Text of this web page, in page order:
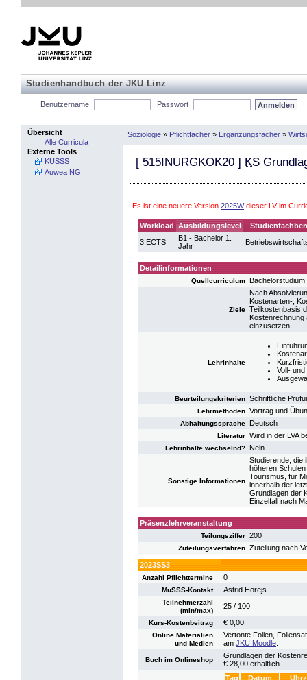
Studienhandbuch der JKU Linz
Benutzername Passwort
Übersicht
Alle Curricula
Externe Tools
KUSSS
Auwea NG
Soziologie » Pflichtfächer » Ergänzungsfächer »
[ 515INURGKOK20 ] KS
Es ist eine neuere Version 2025Wdieser LV im
Workload Ausbildungslevel
3 ECTS
B1 - Bachelor 1.
Jahr
Detailinformationen
Quellcurriculum
Ziele
Nach
Kostenarten-,
Teilkostenbasis
Kostenrechnung
einzusetzen.
Lehrinhalte
Voll-
Beurteilungskriterien Schriftliche
Lehrmethoden Vortrag und
Abhaltungssprache Deutsch
Literatur Wird in der LVA
Lehrinhalte wechselnd? Nein
Sonstige Informationen
Studierende, die
höheren
Tourismus, für
innerhalb der
Grundlagen der
Einzelfall nach
Präsenzlehrveranstaltung
Teilungsziffer 200
Zuteilungsverfahren Zuteilung nach
2023SS3
Anzahl Pflichttermine 0
MuSSS-Kontakt Astrid Horejs
Teilnehmerzahl
(min/max)
25 / 100
Kurs-Kostenbeitrag € 0,00
Online Materialien
und Medien
Vertonte Folien,
am JKU Moodle
Buch im Onlineshop
Grundlagen der
€ 28,00 erhältlich
Tag Datum